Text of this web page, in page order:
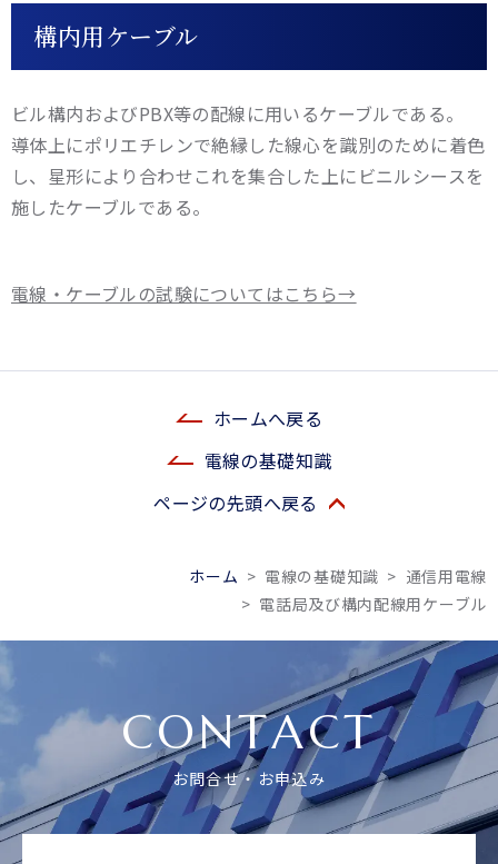
構内用ケーブル
ビル構内およびPBX等の配線に用いるケーブルである。
導体上にポリエチレンで絶縁した線心を識別のために着色
し、星形により合わせこれを集合した上にビニルシースを
施したケーブルである。
電線・ケーブルの試験についてはこちら→
電線の基礎知識
ホームへ戻る
ページの先頭へ戻る
ホーム > 電線の基礎知識 > 通信用電線
> 電話局及び構内配線用ケーブル
CONTACT
お問合せ・お申込み